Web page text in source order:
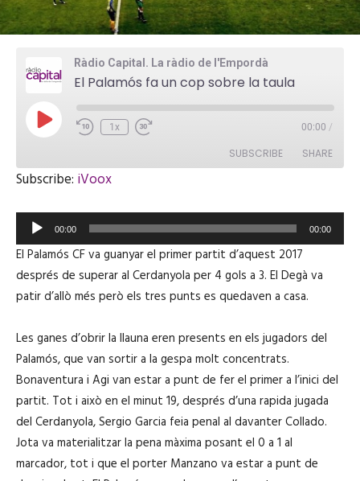
Ràdio Capital. La ràdio de l'Empordà
El Palamós fa un cop sobre la taula
P
l
E
p
e
1x 00:00 /
SUBSCRIBE SHARE
RSS FEED
LINK
Subscribe: iVoox
e
p
r
o
u
c
t
o
r
d
'
00:00 00:00
El Palamós CF va guanyar el primer partit d’aquest 2017
després de superar al Cerdanyola per 4 gols a 3. El Degà va
patir d’allò més però els tres punts es quedaven a casa.
Les ganes d’obrir la llauna eren presents en els jugadors del
Palamós, que van sortir a la gespa molt concentrats.
Bonaventura i Agi van estar a punt de fer el primer a l’inici del
partit. Tot i això en el minut 19, després d’una rapida jugada
del Cerdanyola, Sergio Garcia feia penal al davanter Collado.
Jota va materialitzar la pena màxima posant el 0 a 1 al
marcador, tot i que el porter Manzano va estar a punt de